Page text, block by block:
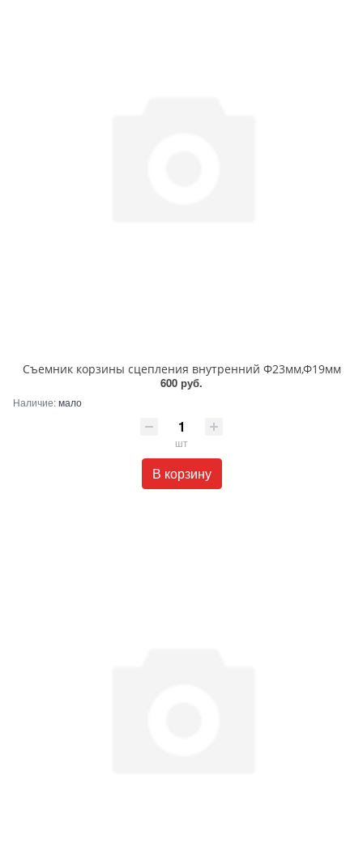
Съемник корзины сцепления внутренний Ф23мм,Ф19мм
600 руб.
Наличие:мало
шт
В корзину